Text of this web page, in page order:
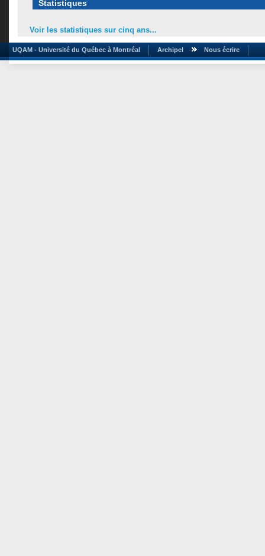
Statistiques
Voir les statistiques sur cinq ans...
UQAM - Université du Québec à Montréal Archipel Nous écrire